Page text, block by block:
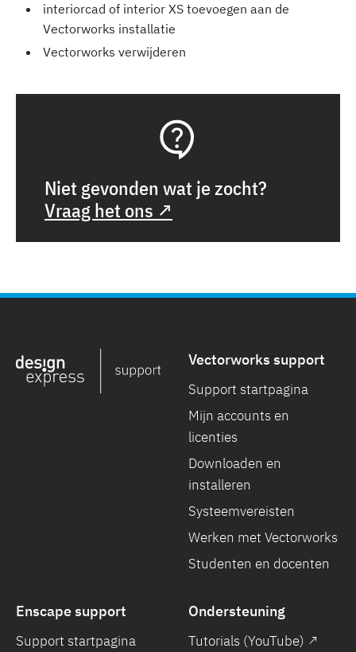
interiorcad of interior XS toevoegen aan de
Vectorworks installatie
Vectorworks verwijderen
Niet gevonden wat je zocht?
Vraag het ons ↗
Vectorworks support
Support startpagina
Mijn accounts en
licenties
Downloaden en
installeren
Systeemvereisten
Werken met Vectorworks
Studenten en docenten
Enscape support
Support startpagina
Ondersteuning
Tutorials (YouTube) ↗